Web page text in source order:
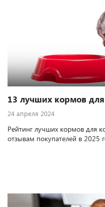
13 лучших кормов для
24 апреля 2024
Рейтинг лучших кормов для
отзывам покупателей в 2025